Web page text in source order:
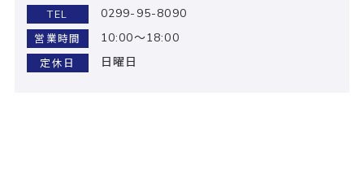
TEL 0299-95-8090
営業時間 10:00～18:00
定休日 日曜日